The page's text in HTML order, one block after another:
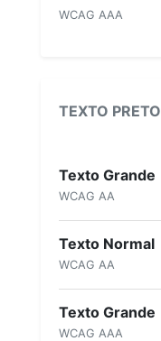
WCAG AAA
TEXTO PRETO
Texto Grande
WCAG AA
Texto Normal
WCAG AA
Texto Grande
WCAG AAA